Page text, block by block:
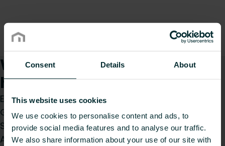
Consent Details About
This website uses cookies
We use cookies to personalise content and ads, to
provide social media features and to analyse our traffic.
We also share information about your use of our site with
Wie können wir Ihnen
helfen?
Egal, ob Sie Installateur, Architekt, Planer,
Großhändler oder Endverbraucher sind, treffen
Sie eine Wahl und wir kümmern uns gerne um Ihr
Anliegen.